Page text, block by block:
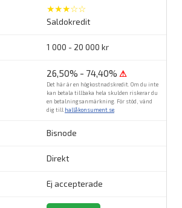
★★★☆☆
Saldokredit
1 000 - 20 000 kr
26,50% - 74,40% ⚠
Det här är en högkostnadskredit. Om du inte
kan betala tillbaka hela skulden riskerar du
en betalningsanmärkning. För stöd, vänd
dig till hallåkonsument.se
Bisnode
Direkt
Ej accepterade